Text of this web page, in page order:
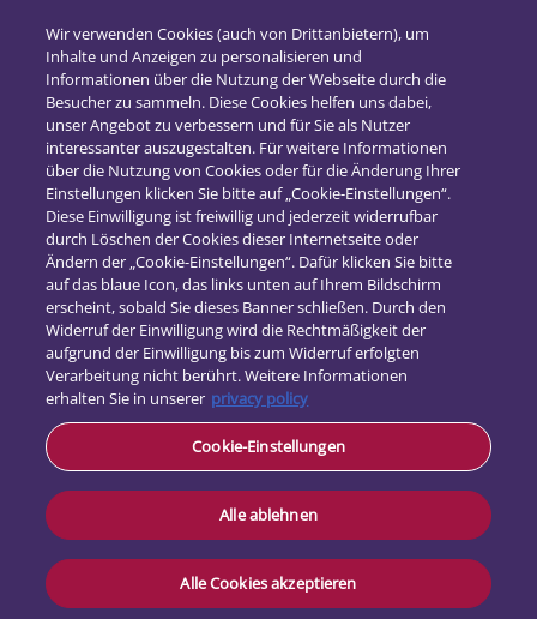
Künstliche Intelligenz
Der Artificial Intelligence Act – Update
21. Juni 2022
Kontakt
Datenschutz
Impressum
Wir verwenden Cookies (auch von Drittanbietern), um
Inhalte und Anzeigen zu personalisieren und
Informationen über die Nutzung der Webseite durch die
Besucher zu sammeln. Diese Cookies helfen uns dabei,
unser Angebot zu verbessern und für Sie als Nutzer
interessanter auszugestalten. Für weitere Informationen
über die Nutzung von Cookies oder für die Änderung Ihrer
Einstellungen klicken Sie bitte auf „Cookie-Einstellungen“.
Diese Einwilligung ist freiwillig und jederzeit widerrufbar
durch Löschen der Cookies dieser Internetseite oder
Ändern der „Cookie-Einstellungen“. Dafür klicken Sie bitte
auf das blaue Icon, das links unten auf Ihrem Bildschirm
erscheint, sobald Sie dieses Banner schließen. Durch den
Widerruf der Einwilligung wird die Rechtmäßigkeit der
aufgrund der Einwilligung bis zum Widerruf erfolgten
Verarbeitung nicht berührt. Weitere Informationen
erhalten Sie in unserer privacy policy
Cookie-Einstellungen
Alle ablehnen
Alle Cookies akzeptieren